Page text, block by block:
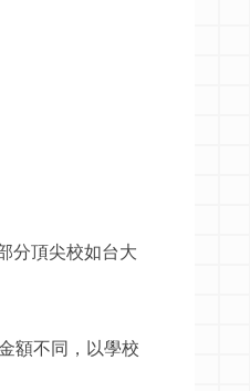
分頂尖校如台大
額不同，以學校